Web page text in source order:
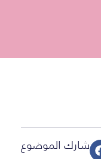
شارك الموضوع